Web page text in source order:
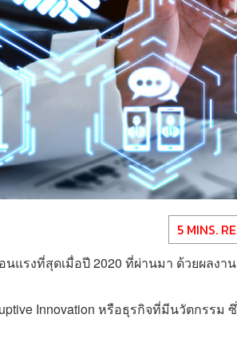
5 MINS.
นแรงที่สุดเมื่อปี 2020 ที่ผ่านมา ด้วยผลงาน
Innovation หรือธุรกิจที่มีนวัตกรรม